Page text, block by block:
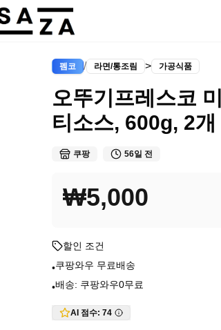
펨코 / 라면/통조림 > 가공식품
오뚜기프레스코
티소스, 600g, 2개
쿠팡 56일 전
₩5,000
할인 조건
•쿠팡와우 무료배송
•배송: 쿠팡와우0무료
AI 점수: 74